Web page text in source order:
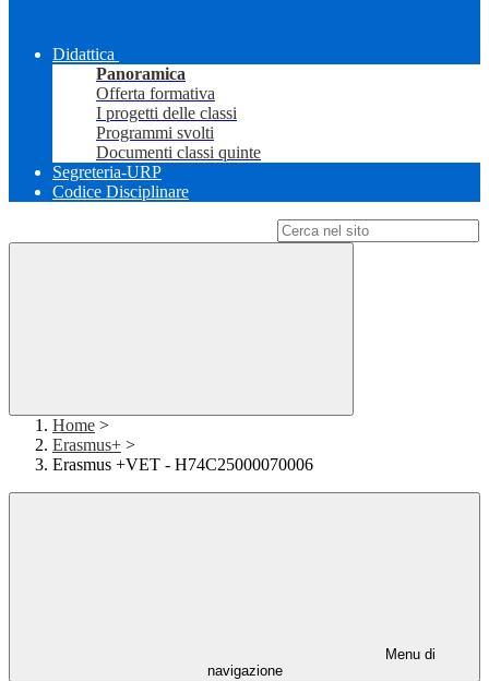
Didattica
Panoramica
Offerta formativa
I progetti delle classi
Programmi svolti
Documenti classi quinte
Segreteria-URP
Codice Disciplinare
Home >
Erasmus+ >
Erasmus +VET - H74C25000070006
Menu di
navigazione